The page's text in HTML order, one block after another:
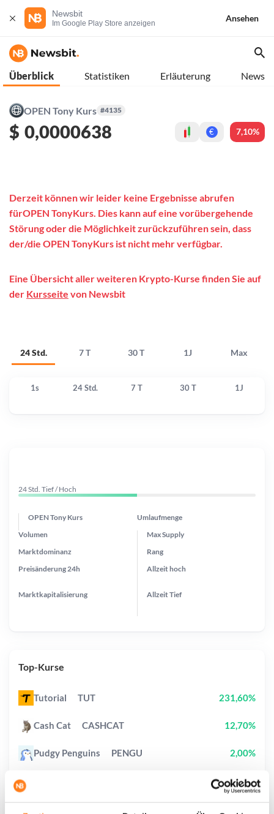
Newsbit
Im Google Play Store anzeigen
Ansehen
Überblick Statistiken Erläuterung News
OPEN Tony Kurs #4135
$ 0,0000638 € 7,10%
24 Std. 7 T 30 T 1J Max
Derzeit können wir leider keine Ergebnisse abrufen
fürOPEN TonyKurs. Dies kann auf eine vorübergehende
Störung oder die Möglichkeit zurückzuführen sein, dass
der/die OPEN TonyKurs ist nicht mehr verfügbar.
Eine Übersicht aller weiteren Krypto-Kurse finden Sie auf
der Kursseite von Newsbit
1s 24 Std. 7 T 30 T 1J
24 Std. Tief / Hoch
OPEN Tony Kurs Umlaufmenge
Preisänderung 24h
Max Supply
Marktdominanz
Marktkapitalisierung
Volumen
Rang
Allzeithoch
AllzeitTief
Top-Kurse
Tutorial TUT 231,60%
Cash Cat CASHCAT 12,70%
Pudgy Penguins PENGU 2,00%
0,30%